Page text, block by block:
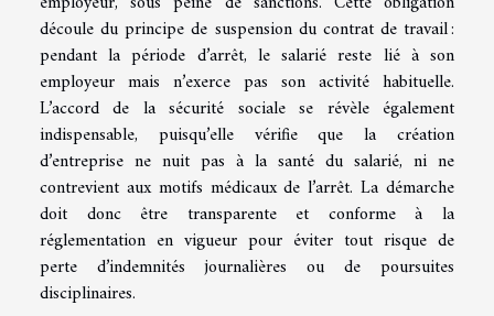
découle du principe de suspension du contrat de travail :
pendant la période d’arrêt, le salarié reste lié à son
employeur mais n’exerce pas son activité habituelle.
L’accord de la sécurité sociale se révèle également
indispensable, puisqu’elle vérifie que la création
d’entreprise ne nuit pas à la santé du salarié, ni ne
contrevient aux motifs médicaux de l’arrêt. La démarche
doit donc être transparente et conforme à la
réglementation en vigueur pour éviter tout risque de
perte d’indemnités journalières ou de poursuites
disciplinaires.